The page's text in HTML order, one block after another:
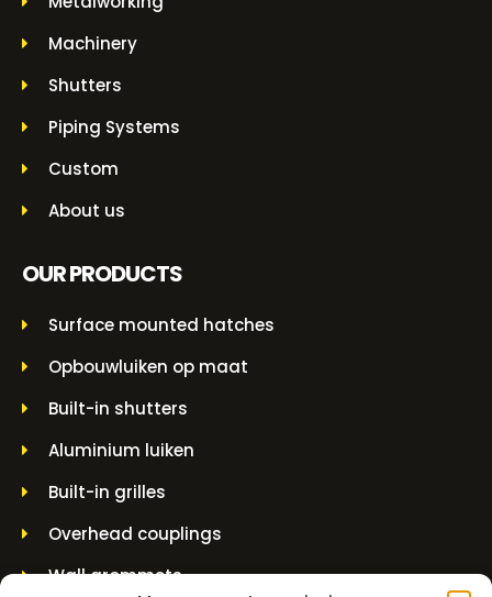
Machinery
Shutters
Piping Systems
Custom
About us
OUR PRODUCTS
Surface mounted hatches
Opbouwluiken op maat
Built-in shutters
Aluminium luiken
Built-in grilles
Overhead couplings
Wall grommets